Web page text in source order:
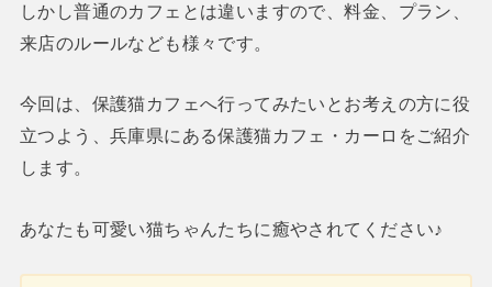
しかし普通のカフェとは違いますので、料金、プラン、
来店のルールなども様々です。
今回は、保護猫カフェへ行ってみたいとお考えの方に役
立つよう、兵庫県にある保護猫カフェ・カーロをご紹介
します。
あなたも可愛い猫ちゃんたちに癒やされてください♪